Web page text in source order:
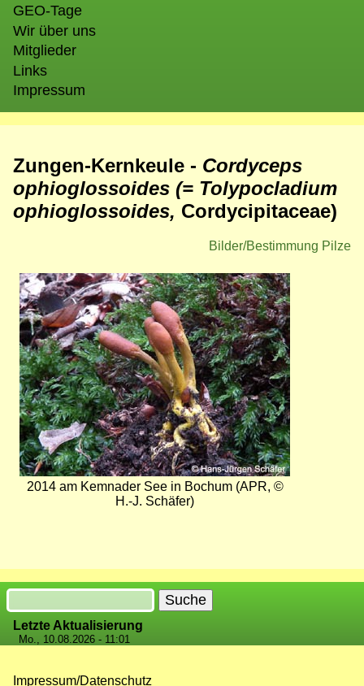
GEO-Tage
Wir über uns
Mitglieder
Links
Impressum
Zungen-Kernkeule - Cordyceps
ophioglossoides (= Tolypocladium
ophioglossoides, Cordycipitaceae)
Bilder/Bestimmung Pilze
Bild
2014 am Kemnader See in Bochum (APR, ©
H.-J. Schäfer)
Suche
Letzte Aktualisierung
Mo., 10.08.2026 - 11:01
Impressum/Datenschutz